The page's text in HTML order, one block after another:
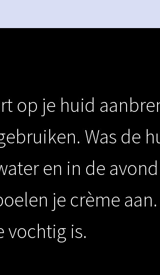
op je huid
Was de
en in de
je crème
vochtig is.